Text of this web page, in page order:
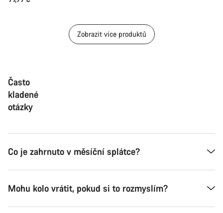
Zobrazit více produktů
Často
kladené
otázky
Co je zahrnuto v měsíční splátce?
Mohu kolo vrátit, pokud si to rozmyslím?